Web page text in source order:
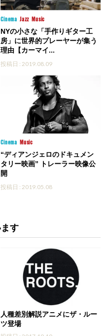
Cinema Jazz Music
NYの小さな「手作りギター工
房」に世界的プレーヤーが集う
理由【カーマイ...
投稿日 : 2019.08.09
Cinema Music
“ディアンジェロのドキュメン
タリー映画” トレーラー映像公
開
投稿日 : 2019.05.08
す
人種差別解説アニメにザ・ルー
ツ登場